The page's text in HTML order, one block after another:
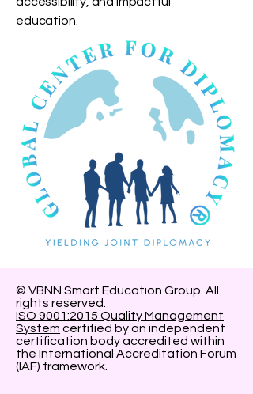
education.
© VBNN Smart Education Group. All
rights reserved.
ISO 9001:2015 Quality Management
System certified by an independent
certification body accredited within
the International Accreditation Forum
(IAF) framework.